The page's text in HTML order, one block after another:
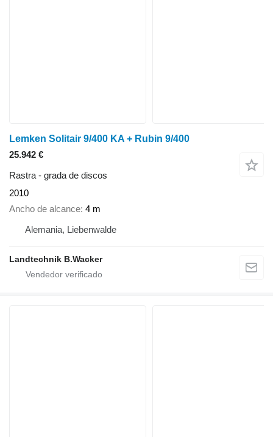
Lemken Solitair 9/400 KA + Rubin 9/400
25.942 €
Rastra - grada de discos
2010
Ancho de alcance 4 m
Alemania, Liebenwalde
Landtechnik B.Wacker